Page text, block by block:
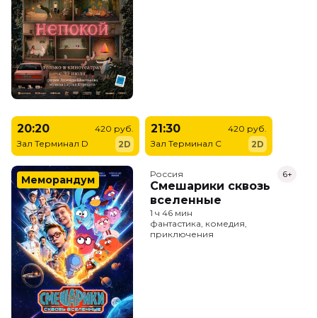
20:20
Зал Терминал D
420 руб.
2D
21:30
Зал Терминал C
420 руб.
2D
Меморандум Россия
Смешарики сквозь
вселенные
6+
1 ч 46 мин
фантастика, комедия,
приключения